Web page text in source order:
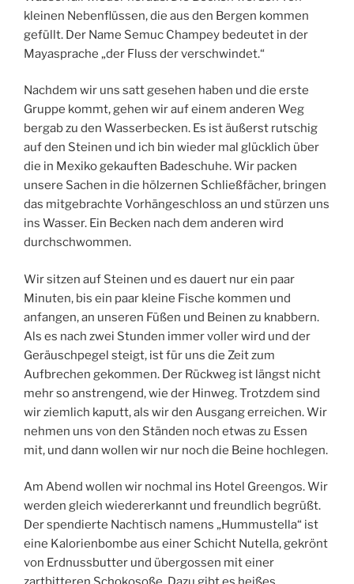
kleinen Nebenflüssen, die aus den Bergen kommen
gefüllt. Der Name Semuc Champey bedeutet in der
Mayasprache „der Fluss der verschwindet.“
Nachdem wir uns satt gesehen haben und die erste
Gruppe kommt, gehen wir auf einem anderen Weg
bergab zu den Wasserbecken. Es ist äußerst rutschig
auf den Steinen und ich bin wieder mal glücklich über
die in Mexiko gekauften Badeschuhe. Wir packen
unsere Sachen in die hölzernen Schließfächer, bringen
das mitgebrachte Vorhängeschloss an und stürzen uns
ins Wasser. Ein Becken nach dem anderen wird
durchschwommen.
Wir sitzen auf Steinen und es dauert nur ein paar
Minuten, bis ein paar kleine Fische kommen und
anfangen, an unseren Füßen und Beinen zu knabbern.
Als es nach zwei Stunden immer voller wird und der
Geräuschpegel steigt, ist für uns die Zeit zum
Aufbrechen gekommen. Der Rückweg ist längst nicht
mehr so anstrengend, wie der Hinweg. Trotzdem sind
wir ziemlich kaputt, als wir den Ausgang erreichen. Wir
nehmen uns von den Ständen noch etwas zu Essen
mit, und dann wollen wir nur noch die Beine hochlegen.
Am Abend wollen wir nochmal ins Hotel Greengos. Wir
werden gleich wiedererkannt und freundlich begrüßt.
Der spendierte Nachtisch namens „Hummustella“ ist
eine Kalorienbombe aus einer Schicht Nutella, gekrönt
von Erdnussbutter und übergossen mit einer